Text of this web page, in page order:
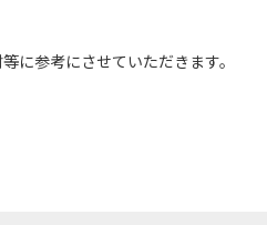
に参考にさせていただきます。